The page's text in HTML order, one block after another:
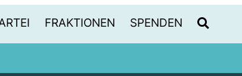
FRAKTIONEN SPENDEN